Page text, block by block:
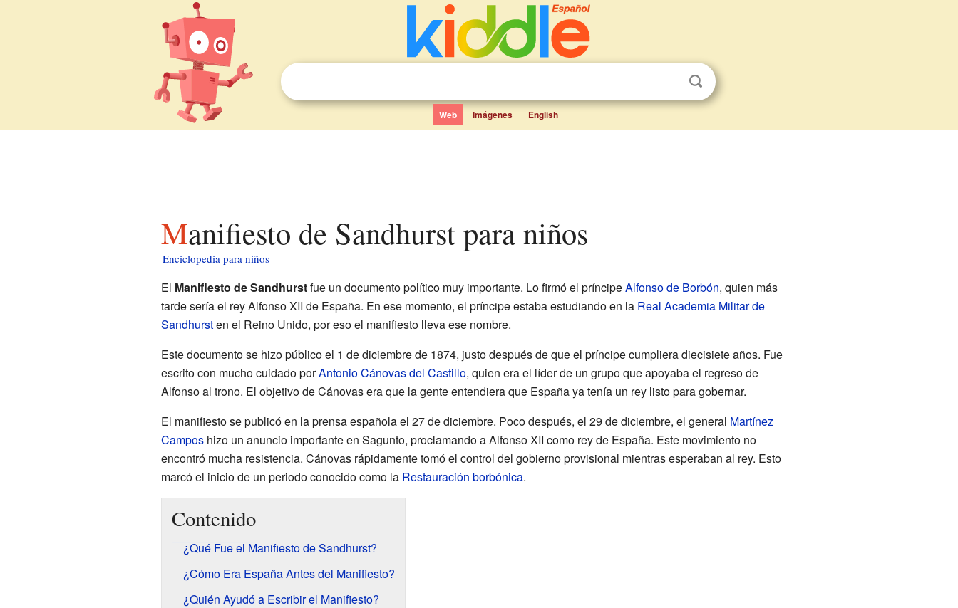
Web Imágenes English
Manifiesto de Sandhurst para niños
Enciclopedia para niños
El Manifiesto de Sandhurstfue un documento político muy importante. Lo firmó el príncipeAlfonso de Borbón, quien más
tarde sería el rey Alfonso XII de España. En ese momento, el príncipe estaba estudiando en la Real Academia Militar de
Sandhursten el Reino Unido, por eso el manifiesto lleva ese nombre.
Este documento se hizo público el 1 de diciembre de 1874, justo después de que el príncipe cumpliera diecisiete años. Fue
escrito con mucho cuidado porAntonio Cánovas del Castillo, quien era el líder de un grupo que apoyaba el regreso de
Alfonso al trono. El objetivo de Cánovas era que la gente entendiera que España ya tenía un rey listo para gobernar.
El manifiesto se publicó en la prensa española el 27 de diciembre. Poco después, el 29 de diciembre, el general Martínez
Camposhizo un anuncio importante en Sagunto, proclamando a Alfonso XII como rey de España. Este movimiento no
encontró mucha resistencia. Cánovas rápidamente tomó el control del gobierno provisional mientras esperaban al rey. Esto
marcó el inicio de un periodo conocido como la Restauración borbónica.
Contenido
¿Qué Fue el Manifiesto de Sandhurst?
¿Cómo Era España Antes del Manifiesto?
¿Quién Ayudó a Escribir el Manifiesto?